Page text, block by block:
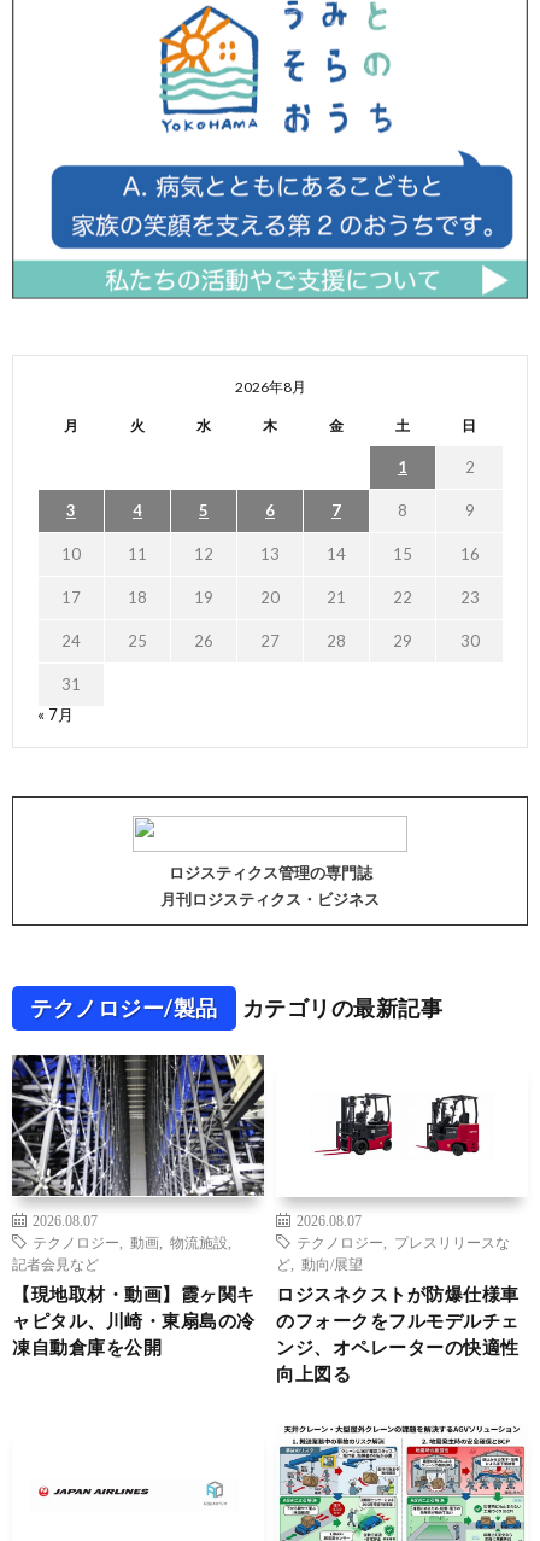
2026年8月
月 火 水 木 金 土 日
1 2
3 4 5 6 7 8 9
10 11 12 13 14 15 16
17 18 19 20 21 22 23
24 25 26 27 28 29 30
31
« 7月
ロジスティクス管理の専門誌
月刊ロジスティクス・ビジネス
テクノロジー/製品 カテゴリの最新記事
2026.08.07
テクノロジー
動画 物流施設
記者会見など
【現地取材・動画】霞ヶ関キ
ャピタル、川崎・東扇島の冷
凍自動倉庫を公開
2026.08.07
テクノロジー
プレスリリースな
ど
動向/展望
ロジスネクストが防爆仕様車
のフォークをフルモデルチェ
ンジ、オペレーターの快適性
向上図る